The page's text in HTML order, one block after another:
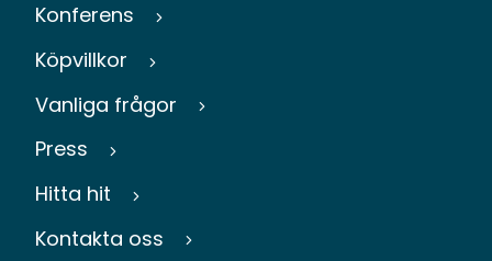
Konferens
Köpvillkor
Vanliga frågor
Press
Hitta hit
Kontakta oss